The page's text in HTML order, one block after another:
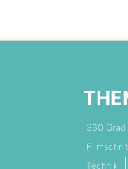
360 Grad
Technik